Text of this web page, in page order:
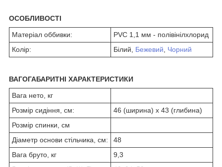
ОСОБЛИВОСТІ
Матеріал оббивки:
PVC 1,1 мм - полівінілхлорид
Колір:
Білий, Бежевий Чорний
ВАГОГАБАРИТНІ ХАРАКТЕРИСТИКИ
Вага нето, кг
Розмір сидіння, см:
46 (ширина) х 43 (глибина)
Розмір спинки, см
Діаметр основи стільчика, см:
48
Вага бруто, кг
9,3